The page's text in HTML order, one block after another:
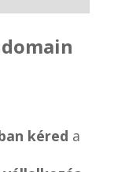
kéred a